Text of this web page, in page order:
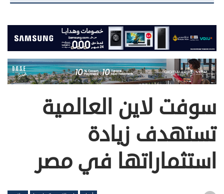
سوفت لاين العالمية
تستهدف زيادة
استثماراتها في مصر